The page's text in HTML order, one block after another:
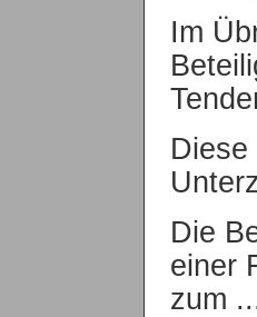
Im
Die
einer
zum